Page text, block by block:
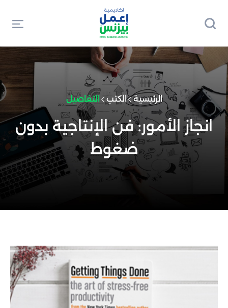
الرئيسية الكتب التفاصيل
انجاز الأمور: فن الإنتاجية بدون
ضغوط